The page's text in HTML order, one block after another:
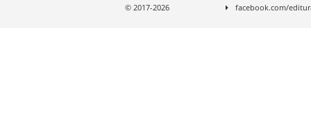
facebook.com/
© 2017-2026